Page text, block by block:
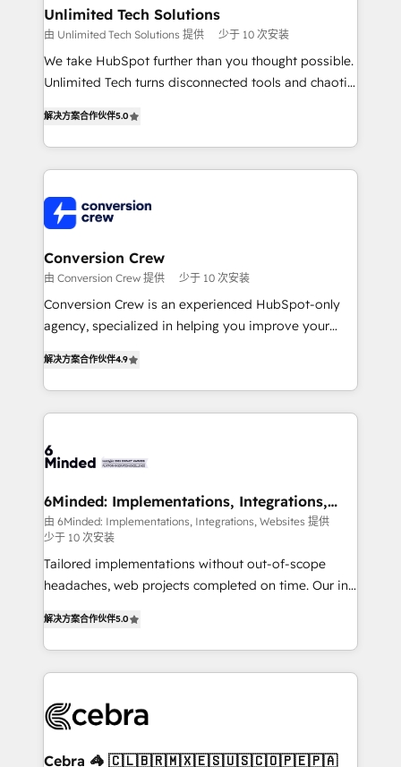
solutions. Instead, we dive in to understand your
needs, goals, and challenges to deliver solutions that
fit like a glove. We’re committed to being both
highly effective and fun to work with. We believe in
relationships. Your success is our success, and we’re
all in this together! From startup to enterprise, we’ll
what matters most: growing your business and
wowing your customers. Let’s make HubSpot work
Unlimited Tech Solutions
由 Unlimited Tech Solutions 提供 少于 10 次安装
We take HubSpot further than you thought possible.
Unlimited Tech turns disconnected tools and chaotic
engine. We combine RevOps strategy with deep
technical execution to help teams scale faster—with
cleaner data, smarter automation, and more
Implementation & Migration · Native & Custom
Integrations · Custom Development · CPQ & FSM ·
Reporting & Analytics · GTM Architecture · Sales &
Marketing Enablement If you’re ready to elevate
HubSpot from “just your CRM” to your growth
infrastructure—let’s talk.
解决方案合作伙伴5.0
Conversion Crew
由 Conversion Crew 提供 少于 10 次安装
Conversion Crew is an experienced HubSpot-only
agency, specialized in helping you improve your
Implementing HubSpot (CRM, Marketing, Sales,
Service and Operations) - Developing fast, good-
looking websites in the HubSpot CMS - Building
systems you use You need a clear method to reach
current processes together, from which we create a
focused action plan. By implementing these steps in
your day-to-day business, you will start to see
results fast. This creates space for growth! Want to
know how we can help? Contact us to set up a
解决方案合作伙伴4.9
6Minded: Implementations, Integrations,
Websites
由 6Minded: Implementations, Integrations, Websites 提供
少于 10 次安装
Tailored implementations without out-of-scope
headaches, web projects completed on time. Our in-
developers, designers, and marketers handles all
aspects of your HubSpot. ✨ 400+ global clients ✨
100+ seamless migrations from 15+ different CRMs
implementations, and 5,000+ pages ✨ CS: Clients
CS: 245% organic growth & +751% new visitors for a
解决方案合作伙伴5.0
Cebra 🦓 🇨🇱🇧🇷🇲🇽🇪🇸🇺🇸🇨🇴🇵🇪🇵🇦